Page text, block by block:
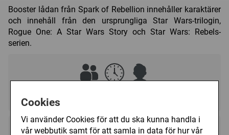
Cookies
Vi använder Cookies för att du ska kunna handla i
vår webbutik samt för att samla in data för hur vår
Booster lådan från Spark of Rebellion innehåller karaktärer
och innehåll från den ursprungliga Star Wars-trilogin,
Rogue One: A Star Wars Story och Star Wars: Rebels-
serien.
Regelspråk: